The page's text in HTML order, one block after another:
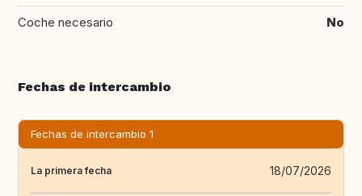
Coche necesario No
Fechas de intercambio
Fechas de intercambio 1
La primera fecha 18/07/2026